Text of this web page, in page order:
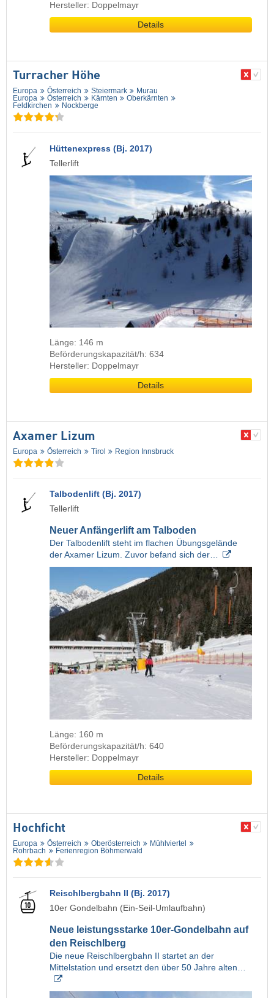
Hersteller: Doppelmayr
Details
Turracher Höhe
Europa Österreich Steiermark
Murau
Europa
Österreich Kärnten
Oberkärnten
Feldkirchen
Nockberge
Hüttenexpress (Bj. 2017)
Tellerlift
Länge: 146 m
Beförderungskapazität/h: 634
Hersteller: Doppelmayr
Details
Axamer Lizum
Europa Österreich Tirol Region Innsbruck
Talbodenlift (Bj. 2017)
Tellerlift
Neuer Anfängerlift am Talboden
Der Talbodenlift steht im flachen Übungsgelände
der Axamer Lizum. Zuvor befand sich der…
Länge: 160 m
Beförderungskapazität/h: 640
Hersteller: Doppelmayr
Details
Hochficht
Europa Österreich Oberösterreich
Mühlviertel
Rohrbach
Ferienregion Böhmerwald
Reischlbergbahn II (Bj. 2017)
10er Gondelbahn (Ein-Seil-Umlaufbahn)
Neue leistungsstarke 10er-Gondelbahn auf
den Reischlberg
Die neue Reischlbergbahn II startet an der
Mittelstation und ersetzt den über 50 Jahre alten…